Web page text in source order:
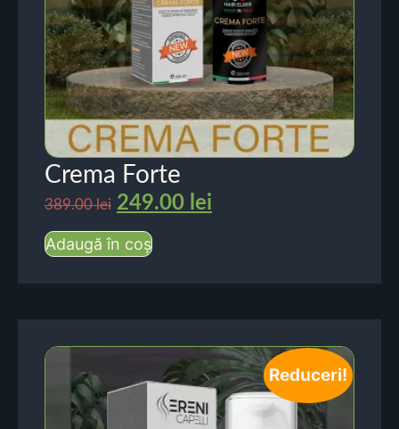
Crema Forte
389.00lei 249.00 lei
Adaugă în coș
Reduceri!